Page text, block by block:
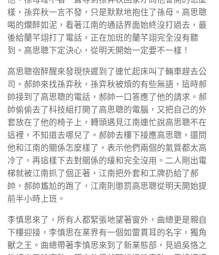
樣，孫弈秋一言不發，只是默默地抱住了孫母。高思聰
喝的爛醉如泥，看著江南的通話界面始終沒打過去，最
後給蘭芊翊打了電話，正在加班的蘭芊翊完全沒有聽
到。高思聰下定決心，從明天開始一定要不一樣！
高思聰宿醉醒來發現快遲到了連忙起床叫了輛車趕去公
司。郝帥來找孫弈秋，孫弈秋被煩的有些無語，這時郝
帥接到了高思聰的電話，郝帥一口答應了他的請求。郝
帥偷偷去了科技組打開了高思聰的電腦，又把自己的外
套放在了他的椅子上，轉頭遇見江南連忙說高思聰不在
這裡，不知道去哪兒了。郝帥去樓下接應高思聰，還問
他和江南的關係怎麼樣了，表示他們兩個的氣質都太高
冷了，再這樣下去對關係的緩和完全沒用。二人剛出電
梯就被江南抓了個正著，江南把外套和工牌扔給了郝
帥，郝帥尷尬的跑了，江南則懲罰高思聰從明天開始提
前半小時上班。
李慎思來了，所有人都緊張地望著窗外，曲總更是親自
下樓迎接，李慎思在業界有一個如雷貫耳的名字，獨角
獸之王。曲總帶著李慎思來到了新業態部，見過吳恪之